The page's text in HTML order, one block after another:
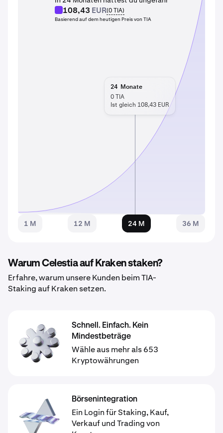
108,43 EUR(0TIA)
Basierend auf dem heutigen Preis von TIA
24 Monate
0TIA
Ist gleich 108,43 EUR
1 M 12 M 24 M 36 M
Warum Celestia auf Kraken staken?
Erfahre, warum unsere Kunden beim TIA-
Staking auf Kraken setzen.
Schnell. Einfach. Kein
Mindestbeträge
Wähle aus mehr als 653
Kryptowährungen
Börsenintegration
Ein Login für Staking, Kauf,
Verkauf und Trading von